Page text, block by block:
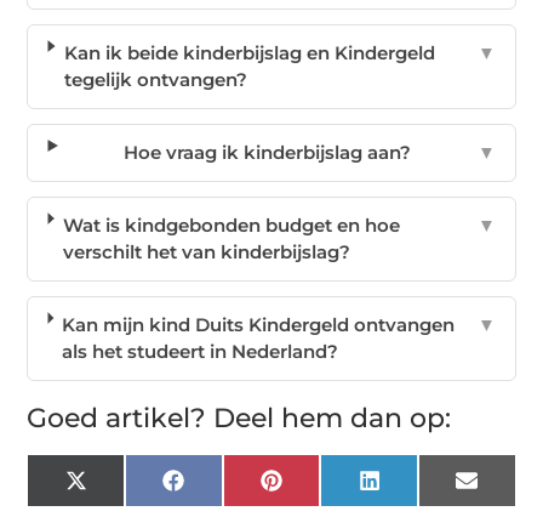
Kan ik beide kinderbijslag en Kindergeld
tegelijk ontvangen?
▼
Hoe vraag ik kinderbijslag aan? ▼
Wat is kindgebonden budget en hoe
verschilt het van kinderbijslag?
▼
Kan mijn kind Duits Kindergeld ontvangen
als het studeert in Nederland?
▼
Goed artikel? Deel hem dan op:
X
(Twitter)
FacebookPinterest LinkedIn Email